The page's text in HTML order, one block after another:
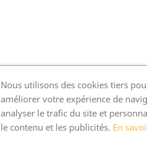
Nous utilisons des cookies tiers
améliorer votre expérience de
analyser le trafic du site et
le contenu et les publicités. En